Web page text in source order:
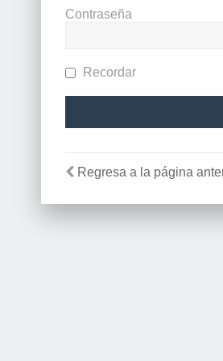
Contraseña
Recordar
Regresa a la página